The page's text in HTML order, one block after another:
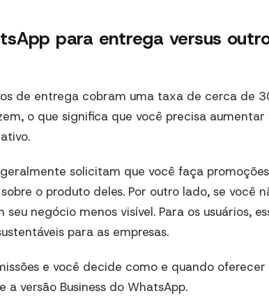
para entrega versus
de entrega cobram uma taxa de cerca de
o que significa que você precisa aumentar
solicitam que você faça
o produto deles. Por outro lado, se você
negócio menos visível. Para os usuários,
para as empresas.
e você decide como e quando oferecer
a versão Business do WhatsApp.